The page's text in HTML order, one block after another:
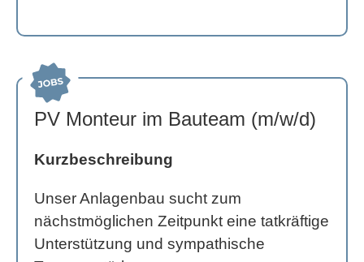
PV Monteur im Bauteam (m/w/d)
Kurzbeschreibung
Unser Anlagenbau sucht zum
nächstmöglichen Zeitpunkt eine tatkräftige
Unterstützung und sympathische